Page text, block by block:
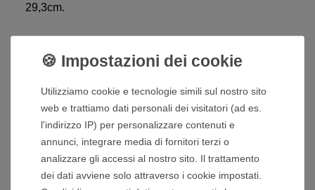
29,3cm.
coprimozzi.
Dettagli tecnici:
Diametro esterno: 15,7 mm / 42,8 mm
Altezza: 32 mm / 44,6 mm
Utilizziamo cookie e tecnologie simili sul nostro sito
web e trattiamo dati personali dei visitatori (ad es.
l'indirizzo IP) per personalizzare contenuti e
annunci, integrare media di fornitori terzi o
analizzare gli accessi al nostro sito. Il trattamento
dei dati avviene solo attraverso i cookie impostati.